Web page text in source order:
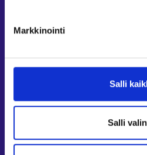
Markkinointi
Salli
Salli
Työllisyysalueiden yhteystiedot
Sähköisen asioinnin tuki
Työttömyysturvaneuvonta
Yritys- ja työnantaja-asiakkaan
Asiointi- ja Oma työpolku -